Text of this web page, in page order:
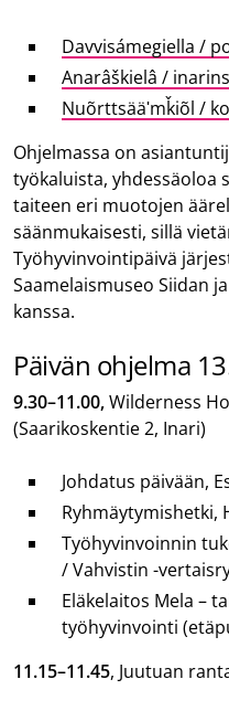
Davvisámegiella /
Anarâškielâ /
Nuõrttsääʹmǩiõl /
Ohjelmassa on
työkaluista, yhdessäoloa
taiteen eri muotojen
säänmukaisesti, sillä
Työhyvinvointipäivä
Saamelaismuseo Siidan
kanssa.
Päivän ohjelma
9.30–11.00,Wilderness
(Saarikoskentie 2, Inari)
Johdatus päivään,
Ryhmäytymishetki,
Työhyvinvoinnin
/ Vahvistin -
Eläkelaitos Mela –
työhyvinvointi
11.15–11.45, Juutuan